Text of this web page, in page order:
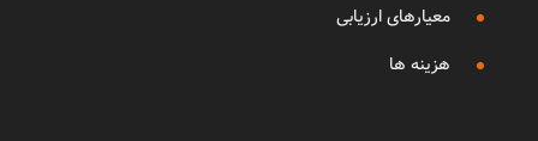
معیارهای ارزیابی
هزینه ها